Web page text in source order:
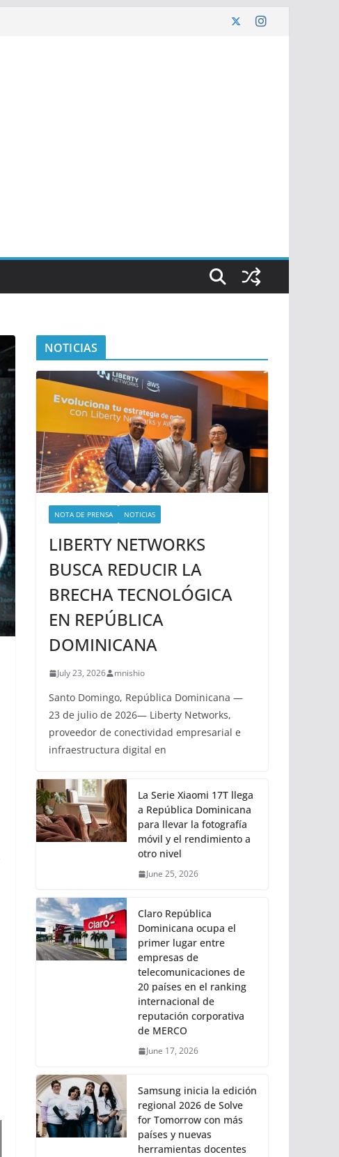
NOTICIAS
NOTA DE PRENSA NOTICIAS
LIBERTY NETWORKS
BUSCA REDUCIR LA
BRECHA TECNOLÓGICA
EN REPÚBLICA
DOMINICANA
July 23, 2026 mnishio
Santo Domingo, República Dominicana —
23 de julio de 2026— Liberty Networks,
proveedor de conectividad empresarial e
infraestructura digital en
La Serie Xiaomi 17T llega
a República Dominicana
para llevar la fotografía
móvil y el rendimiento a
otro nivel
June 25, 2026
Claro República
Dominicana ocupa el
primer lugar entre
empresas de
telecomunicaciones de
20 países en el ranking
internacional de
reputación corporativa
de MERCO
June 17, 2026
Samsung inicia la edición
regional 2026 de Solve
for Tomorrow con más
países y nuevas
herramientas docentes